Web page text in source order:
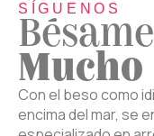
SÍGUENOS
Bésame
Mucho
Con el beso como
encima del mar, se